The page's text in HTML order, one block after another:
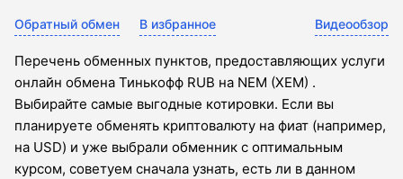
Обратный обмен В избранное Видеообзор
Перечень обменных пунктов, предоставляющих услуги
онлайн обмена Тинькофф RUB на NEM (XEM) .
Выбирайте самые выгодные котировки. Если вы
планируете обменять криптовалюту на фиат (например,
на USD) и уже выбрали обменник с оптимальным
курсом, советуем сначала узнать, есть ли в данном